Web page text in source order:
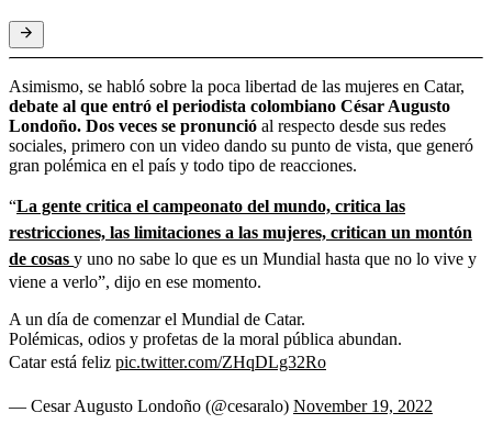
Asimismo, se habló sobre la poca libertad de las mujeres en Catar,
debate al que entró el periodista colombiano César Augusto
Londoño. Dos veces se pronunció al respecto desde sus redes
sociales, primero con un video dando su punto de vista, que generó
gran polémica en el país y todo tipo de reacciones.
“La gente critica el campeonato del mundo, critica las
restricciones, las limitaciones a las mujeres, critican un montón
de cosas y uno no sabe lo que es un Mundial hasta que no lo vive y
viene a verlo”, dijo en ese momento.
A un día de comenzar el Mundial de Catar.
Polémicas, odios y profetas de la moral pública abundan.
Catar está feliz pic.twitter.com/ZHqDLg32Ro
— Cesar Augusto Londoño (@cesaralo) November 19, 2022